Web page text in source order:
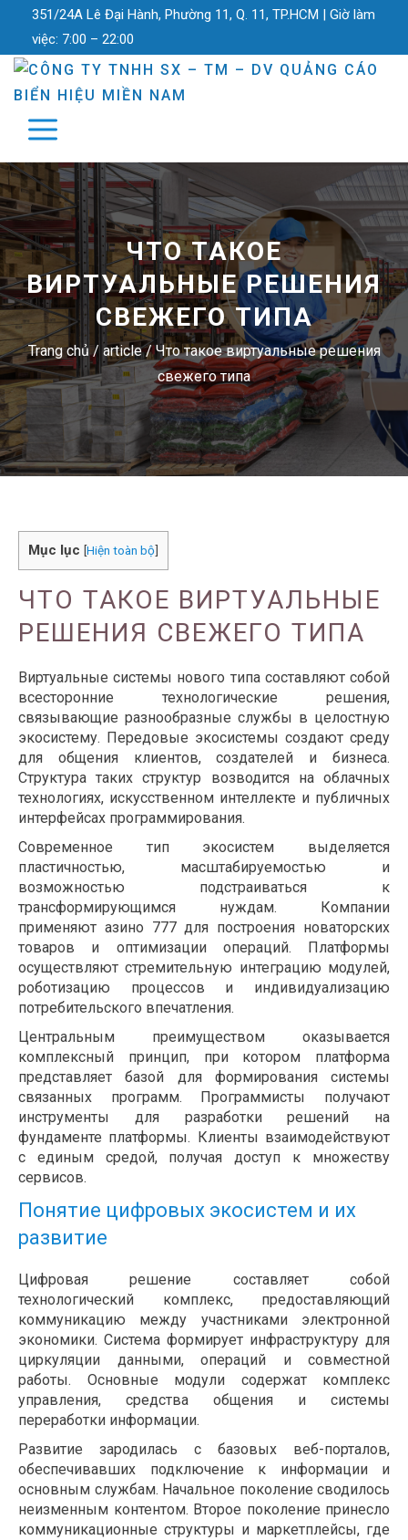
351/24A Lê Đại Hành, Phường 11, Q. 11, TP.HCM | Giờ làm
việc: 7:00 – 22:00
ЧТО ТАКОЕ
ВИРТУАЛЬНЫЕ РЕШЕНИЯ
СВЕЖЕГО ТИПА
Trang chủ/ article/Что такое виртуальные решения
свежего типа
Mục lục [Hiện toàn bộ]
ЧТО ТАКОЕ ВИРТУАЛЬНЫЕ
РЕШЕНИЯ СВЕЖЕГО ТИПА
Виртуальные системы нового типа составляют собой
всесторонние технологические решения,
связывающие разнообразные службы в целостную
экосистему. Передовые экосистемы создают среду
для общения клиентов, создателей и бизнеса.
Структура таких структур возводится на облачных
технологиях, искусственном интеллекте и публичных
интерфейсах программирования.
Современное тип экосистем выделяется
пластичностью, масштабируемостью и
возможностью подстраиваться к
трансформирующимся нуждам. Компании
применяют азино 777 для построения новаторских
товаров и оптимизации операций. Платформы
осуществляют стремительную интеграцию модулей,
роботизацию процессов и индивидуализацию
потребительского впечатления.
Центральным преимуществом оказывается
комплексный принцип, при котором платформа
представляет базой для формирования системы
связанных программ. Программисты получают
инструменты для разработки решений на
фундаменте платформы. Клиенты взаимодействуют
с единым средой, получая доступ к множеству
сервисов.
Понятие цифровых экосистем и их
развитие
Цифровая решение составляет собой
технологический комплекс, предоставляющий
коммуникацию между участниками электронной
экономики. Система формирует инфраструктуру для
циркуляции данными, операций и совместной
работы. Основные модули содержат комплекс
управления, средства общения и системы
переработки информации.
Развитие зародилась с базовых веб-порталов,
обеспечивавших подключение к информации и
основным службам. Начальное поколение сводилось
неизменным контентом. Второе поколение принесло
коммуникационные структуры и маркетплейсы, где